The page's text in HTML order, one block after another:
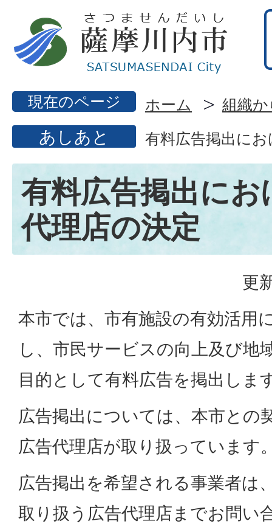
現在のページ ホーム 組織
あしあと 有料広告掲出に
有料広告掲出にお
代理店の決定
更
本市では、市有施設の有効活用
し、市民サービスの向上及び地
目的として有料広告を掲出しま
広告掲出については、本市との
広告代理店が取り扱っています
広告掲出を希望される事業者は
取り扱う広告代理店までお問い